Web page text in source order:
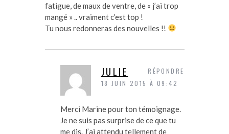
fatigue, de maux de ventre, de « j’ai trop
mangé » .. vraiment c’est top !
Tu nous redonneras des nouvelles !!
JULIE
18 JUIN 2015 À 09:42
Merci Marine pour ton témoignage.
Je ne suis pas surprise de ce que tu
me dis. J’ai attendu tellement de
RÉPONDRE